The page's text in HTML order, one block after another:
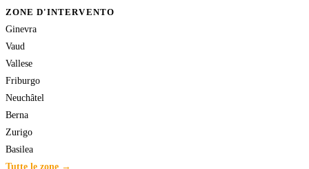
ZONE D'INTERVENTO
Ginevra
Vaud
Vallese
Friburgo
Neuchâtel
Berna
Zurigo
Basilea
Tutte le zone →